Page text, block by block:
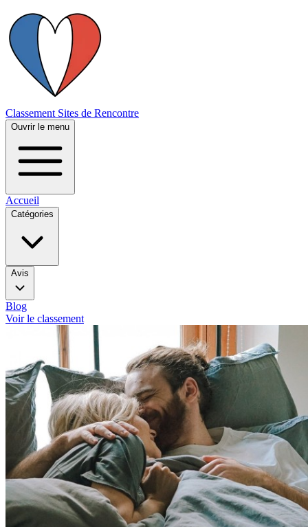
Classement Sites de Rencontre
Ouvrir le menu
Accueil
Catégories
Avis
Blog
Voir le classement